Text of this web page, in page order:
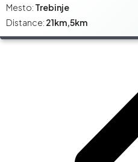
Mesto: Trebinje
Distance: 21km,5km